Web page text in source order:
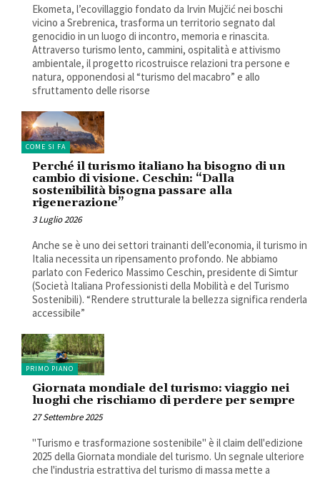
Ekometa, l’ecovillaggio fondato da Irvin Mujčić nei boschi
vicino a Srebrenica, trasforma un territorio segnato dal
genocidio in un luogo di incontro, memoria e rinascita.
Attraverso turismo lento, cammini, ospitalità e attivismo
ambientale, il progetto ricostruisce relazioni tra persone e
natura, opponendosi al “turismo del macabro” e allo
sfruttamento delle risorse
COME SI FA
Perché il turismo italiano ha bisogno di un
cambio di visione. Ceschin: “Dalla
sostenibilità bisogna passare alla
rigenerazione”
3 Luglio 2026
Anche se è uno dei settori trainanti dell’economia, il turismo in
Italia necessita un ripensamento profondo. Ne abbiamo
parlato con Federico Massimo Ceschin, presidente di Simtur
(Società Italiana Professionisti della Mobilità e del Turismo
Sostenibili). “Rendere strutturale la bellezza significa renderla
accessibile”
PRIMO PIANO
Giornata mondiale del turismo: viaggio nei
luoghi che rischiamo di perdere per sempre
27 Settembre 2025
"Turismo e trasformazione sostenibile" è il claim dell'edizione
2025 della Giornata mondiale del turismo. Un segnale ulteriore
che l'industria estrattiva del turismo di massa mette a